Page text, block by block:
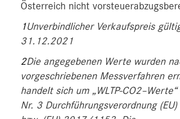
Österreich nicht
1Unverbindlicher Verkaufspreis
31.12.2021
2Die angegebenen Werte wurden
vorgeschriebenen Messverfahren
handelt sich um „WLTP-
Nr. 3 Durchführungsverordnung